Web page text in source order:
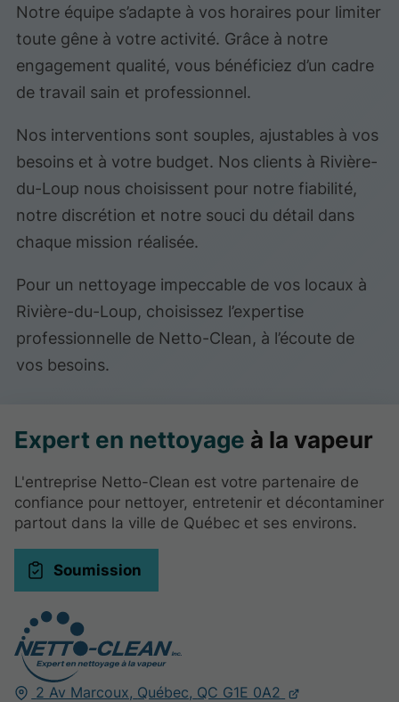
Notre équipe s’adapte à vos horaires pour limiter
toute gêne à votre activité. Grâce à notre
engagement qualité, vous bénéficiez d’un cadre
de travail sain et professionnel.
Nos interventions sont souples, ajustables à vos
besoins et à votre budget. Nos clients à Rivière-
du-Loup nous choisissent pour notre fiabilité,
notre discrétion et notre souci du détail dans
chaque mission réalisée.
Pour un nettoyage impeccable de vos locaux à
Rivière-du-Loup, choisissez l’expertise
professionnelle de Netto-Clean, à l’écoute de
vos besoins.
2 Av Marcoux, Québec, QC G1E 0A2
Expert en nettoyage à la vapeur
L'entreprise Netto-Clean est votre partenaire de
confiance pour nettoyer, entretenir et décontaminer
partout dans la ville de Québec et ses environs.
Soumission